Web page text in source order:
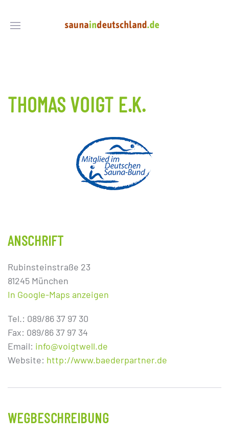
THOMAS VOIGT E.K.
ANSCHRIFT
Rubinsteinstraße 23
81245 München
In Google-Maps anzeigen
Tel.: 089/86 37 97 30
Fax: 089/86 37 97 34
Email: info@voigtwell.de
Website: http://www.baederpartner.de
WEGBESCHREIBUNG